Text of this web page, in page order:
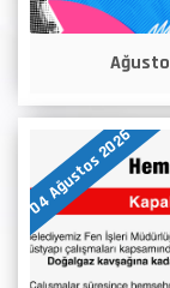
04 Ağustos 2026